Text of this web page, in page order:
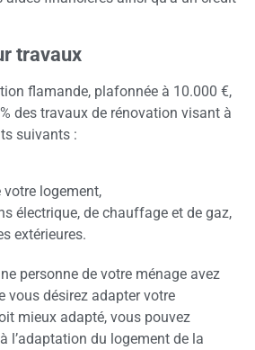
travaux
flamande, plafonnée à 10.000 €,
des travaux de rénovation visant à
suivants :
logement,
électrique, de chauffage et de gaz,
extérieures.
personne de votre ménage avez
vous désirez adapter votre
mieux adapté, vous pouvez
l’adaptation du logement de la